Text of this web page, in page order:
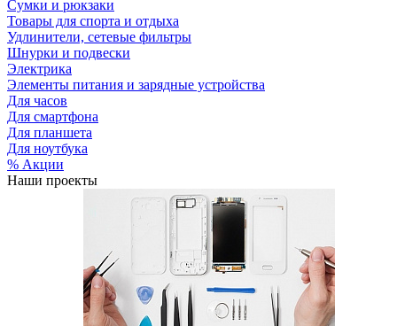
Сумки и рюкзаки
Товары для спорта и отдыха
Удлинители, сетевые фильтры
Шнурки и подвески
Электрика
Элементы питания и зарядные устройства
Для часов
Для смартфона
Для планшета
Для ноутбука
% Акции
Наши проекты